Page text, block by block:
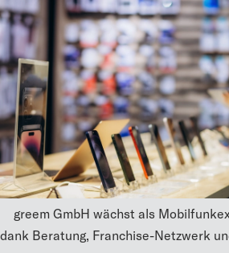
greem GmbH wächst als
dank Beratung, Franchise-Netzwerk